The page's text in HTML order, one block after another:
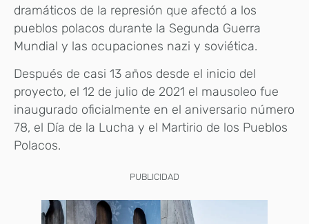
dramáticos de la represión que afectó a los
pueblos polacos durante la Segunda Guerra
Mundial y las ocupaciones nazi y soviética.
Después de casi 13 años desde el inicio del
proyecto, el 12 de julio de 2021 el mausoleo fue
inaugurado oficialmente en el aniversario número
78, el Día de la Lucha y el Martirio de los Pueblos
Polacos.
PUBLICIDAD